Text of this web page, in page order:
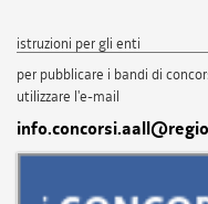
istruzioni per gli enti
per pubblicare i bandi di
utilizzare l'e-mail